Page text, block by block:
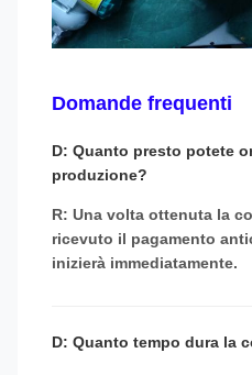
Domande frequenti
D: Quanto presto potete
produzione?
R: Una volta ottenuta la
ricevuto il pagamento
inizierà immediatamente.
D: Quanto tempo dura la